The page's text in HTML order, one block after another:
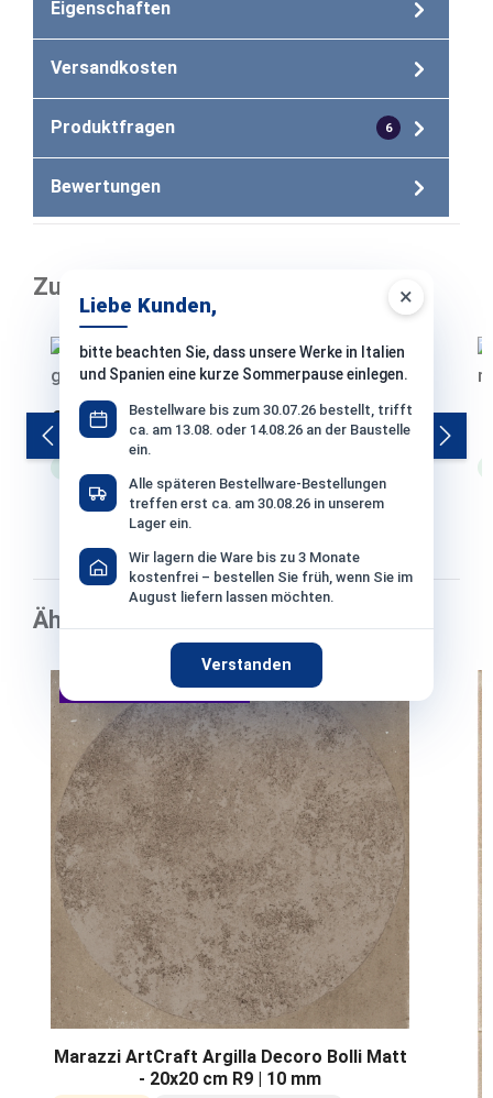
×
Liebe Kunden,
bitte beachten Sie, dass unsere Werke in Italien
und Spanien eine kurze Sommerpause einlegen.
Bestellware bis zum 30.07.26 bestellt, trifft
ca. am 13.08. oder 14.08.26 an der Baustelle
ein.
Alle späteren Bestellware-Bestellungen
treffen erst ca. am 30.08.26 in unserem
Lager ein.
Wir lagern die Ware bis zu 3 Monate
kostenfrei – bestellen Sie früh, wenn Sie im
August liefern lassen möchten.
Verstanden
Eigenschaften
Versandkosten
Produktfragen 6
Bewertungen
Zubehör
Produktgalerie überspringen
Codex AX 230 1 -K Flex-Dichtschlämme - 15
KG
93,90 €* / Sack
Grundpreis: 6,26 €/KG
Ähnliche Fliesen
Produktgalerie überspringen
Musterbestellung möglich
Marazzi ArtCraft Argilla Decoro Bolli Matt
- 20x20 cm R9 | 10 mm